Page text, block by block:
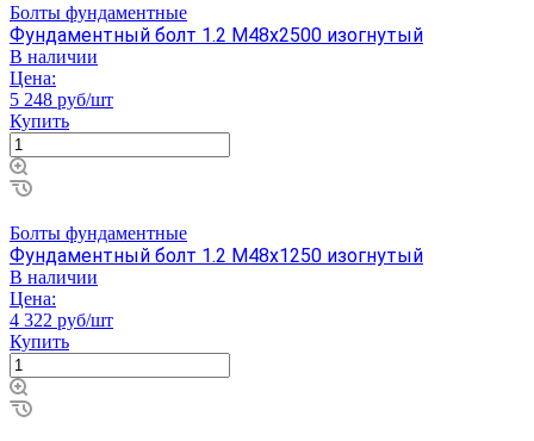
Болты фундаментные
Фундаментный болт 1.2 М48х2500 изогнутый
В наличии
Цена:
5 248 руб/шт
Купить
Болты фундаментные
Фундаментный болт 1.2 М48х1250 изогнутый
В наличии
Цена:
4 322 руб/шт
Купить